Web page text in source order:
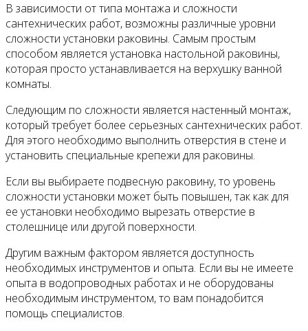
В зависимости от типа монтажа и сложности
сантехнических работ, возможны различные уровни
сложности установки раковины. Самым простым
способом является установка настольной раковины,
которая просто устанавливается на верхушку ванной
комнаты.
Следующим по сложности является настенный монтаж,
который требует более серьезных сантехнических работ.
Для этого необходимо выполнить отверстия в стене и
установить специальные крепежи для раковины.
Если вы выбираете подвесную раковину, то уровень
сложности установки может быть повышен, так как для
ее установки необходимо вырезать отверстие в
столешнице или другой поверхности.
Другим важным фактором является доступность
необходимых инструментов и опыта. Если вы не имеете
опыта в водопроводных работах и не оборудованы
необходимым инструментом, то вам понадобится
помощь специалистов.